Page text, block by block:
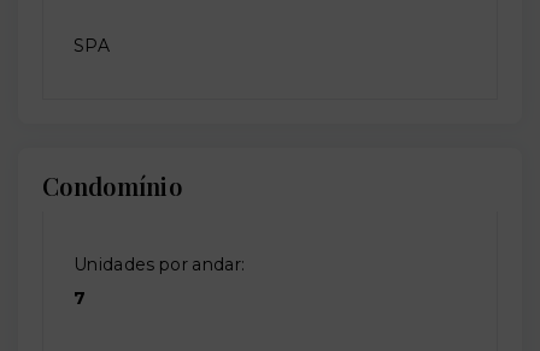
SPA
Condomínio
Unidades por andar:
7